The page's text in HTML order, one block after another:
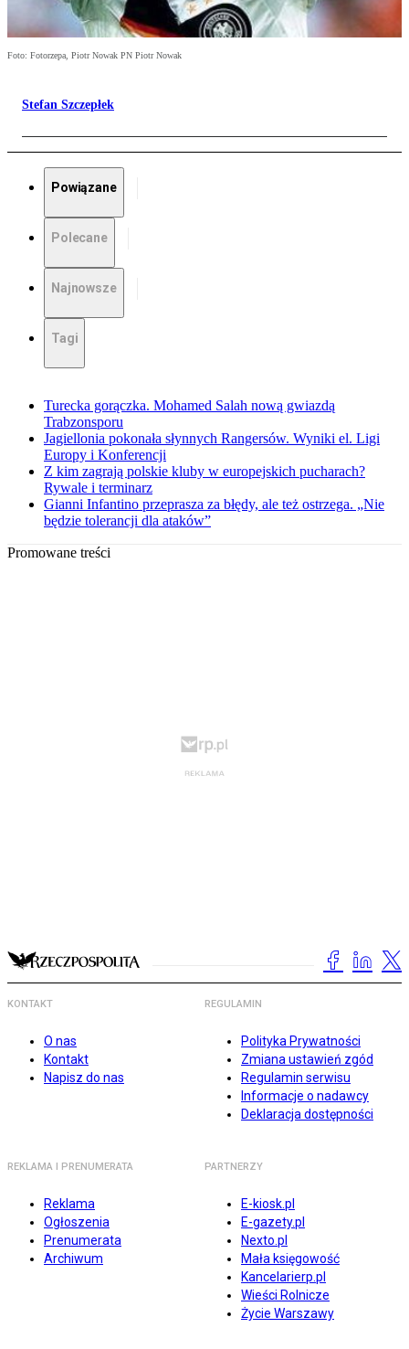
Foto: Fotorzepa, Piotr Nowak PN Piotr Nowak
Stefan Szczepłek
Powiązane
Polecane
Najnowsze
Tagi
Turecka gorączka. Mohamed Salah nową gwiazdą
Trabzonsporu
Jagiellonia pokonała słynnych Rangersów. Wyniki el. Ligi
Europy i Konferencji
Z kim zagrają polskie kluby w europejskich pucharach?
Rywale i terminarz
Gianni Infantino przeprasza za błędy, ale też ostrzega. „Nie
będzie tolerancji dla ataków”
Promowane treści
KONTAKT
O nas
Kontakt
Napisz do nas
REGULAMIN
Polityka Prywatności
Zmiana ustawień zgód
Regulamin serwisu
Informacje o nadawcy
Deklaracja dostępności
REKLAMA I PRENUMERATA
Reklama
Ogłoszenia
Prenumerata
Archiwum
PARTNERZY
E-kiosk.pl
E-gazety.pl
Nexto.pl
Mała księgowość
Kancelarierp.pl
Wieści Rolnicze
Życie Warszawy